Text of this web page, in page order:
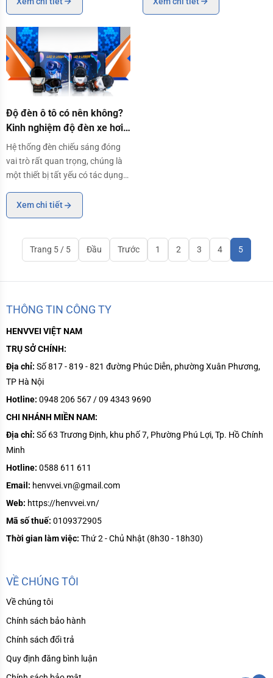
chiếc xe đó chỉ còn là cái xác bỏ
đi. Vậy liệu bạn có biết hiện nay
trên thị trường gồm có những
loại độ
nghiệp thì không thể bỏ qua các
Độ đèn ô tô có nên không?
Kinh nghiệm độ đèn xe hơi
bạn nên biết
Hệ thống đèn chiếu sáng đóng
vai trò rất quan trọng, chúng là
một thiết bị tất yếu có tác dụng
như chiếu sáng, báo hiệu, định vị
trên đường, đảm bảo cho bạn an
toàn khi tham gia giao thông.
Xem chi tiết
Trang 5 / 5 Đầu Trước 1 2 3 4 5
THÔNG TIN CÔNG TY
HENVVEI VIỆT NAM
TRỤ SỞ CHÍNH:
Địa chỉ: Số 817 - 819 - 821 đường Phúc Diễn, phường Xuân Phương,
TP Hà Nội
Hotline: 0948 206 567 / 09 4343 9690
CHI NHÁNH MIỀN NAM:
Địa chỉ: Số 63 Trương Định, khu phố 7, Phường Phú Lợi, Tp. Hồ Chính
Minh
Hotline: 0588 611 611
Email: henvvei.vn@gmail.com
Web: https://henvvei.vn/
Mã số thuế: 0109372905
Thời gian làm việc: Thứ 2 - Chủ Nhật (8h30 - 18h30)
VỀ CHÚNG TÔI
Về chúng tôi
Chính sách bảo hành
Chính sách đổi trả
Quy định đăng bình luận